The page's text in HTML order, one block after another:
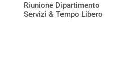
Riunione Dipartimento
Servizi & Tempo Libero